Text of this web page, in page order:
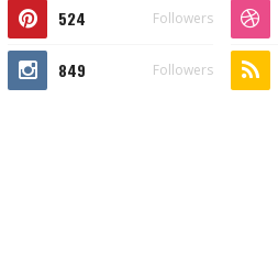
524 Followers
849 Followers